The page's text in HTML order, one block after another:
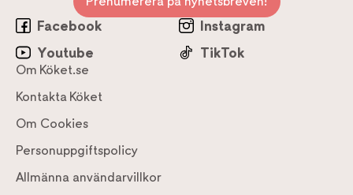
Facebook
Instagram
Youtube
TikTok
Om Köket.se
Kontakta Köket
Om Cookies
Personuppgiftspolicy
Allmänna användarvillkor